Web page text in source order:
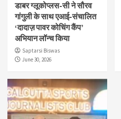
डाबर ग्लूकोप्लस-सी ने सौरव
गांगुली के साथ एआई-संचालित
‘दादाज़ पावर कोचिंग कैंप’
अभियान लॉन्च किया
Saptarsi Biswas
June 30, 2026